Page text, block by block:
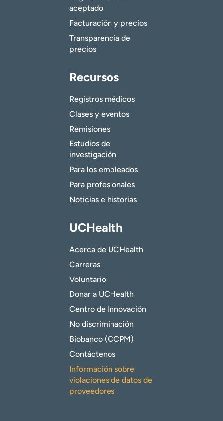
aceptado
Facturación y precios
Transparencia de
precios
Recursos
Registros médicos
Clases y eventos
Remisiones
Estudios de
investigación
Para los empleados
Para profesionales
Noticias e historias
UCHealth
Acerca de UCHealth
Carreras
Voluntario
Donar a UCHealth
Centro de Innovación
No discriminación
Biobanco (CCPM)
Contáctenos
Información sobre
violaciones de datos de
proveedores